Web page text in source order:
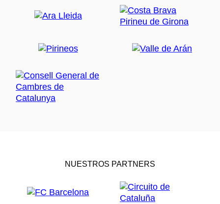
NUESTROS PARTNERS